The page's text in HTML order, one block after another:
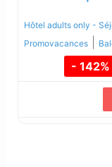
Hôtel adults only -
Promovacances|
- 142%